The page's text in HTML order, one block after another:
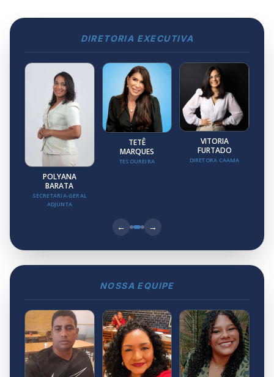
DIRETORIA EXECUTIVA
POLYANA
BARATA
SECRETARIA-GERAL
ADJUNTA
TETÊ
MARQUES
TESOUREIRA
VITORIA
FURTADO
DIRETORA CAAMA
← →
NOSSA EQUIPE